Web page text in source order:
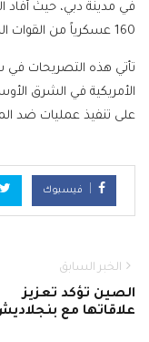
في مدينة دبي، حيث أفاد
160 عسكرياً من القوات المنتشرة في الإمارة.
تأتي هذه التصريحات في
الأمريكية في الشرق
على تنفيذ عمليات ضد
فيسبوك
الخبر السابق
الصين تؤكد تعزيز
علاقاتها مع